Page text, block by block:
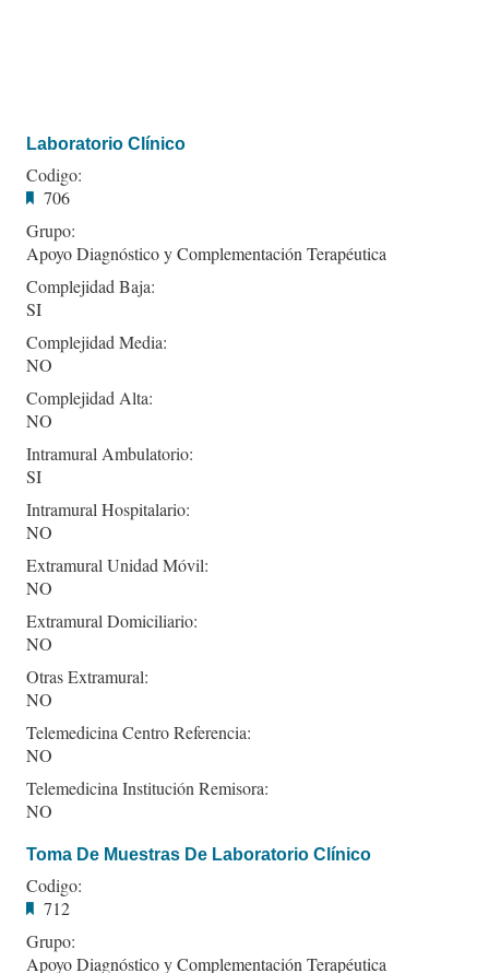
Laboratorio Clínico
Codigo:
706
Grupo:
Apoyo Diagnóstico y Complementación Terapéutica
Complejidad Baja:
SI
Complejidad Media:
NO
Complejidad Alta:
NO
Intramural Ambulatorio:
SI
Intramural Hospitalario:
NO
Extramural Unidad Móvil:
NO
Extramural Domiciliario:
NO
Otras Extramural:
NO
Telemedicina Centro Referencia:
NO
Telemedicina Institución Remisora:
NO
Toma De Muestras De Laboratorio Clínico
Codigo:
712
Grupo:
Apoyo Diagnóstico y Complementación Terapéutica